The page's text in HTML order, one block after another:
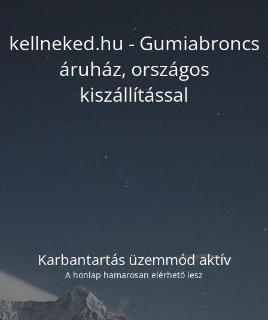
kellneked.hu - Gumiabroncs
áruház, országos
kiszállítással
Karbantartás üzemmód aktív
A honlap hamarosan elérhető lesz